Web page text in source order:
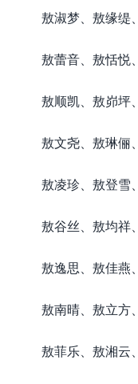
敖淑梦、敖缘缇
敖蕾音、敖恬悦
敖顺凯、敖峁坪
敖文尧、敖琳俪
敖凌珍、敖登雪
敖谷丝、敖均祥
敖逸思、敖佳燕
敖南晴、敖立方
敖菲乐、敖湘云